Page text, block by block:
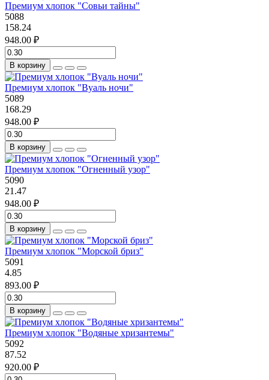
Премиум хлопок "Совьи тайны"
5088
158.24
948.00 ₽
В корзину
Премиум хлопок "Вуаль ночи"
5089
168.29
948.00 ₽
В корзину
Премиум хлопок "Огненный узор"
5090
21.47
948.00 ₽
В корзину
Премиум хлопок "Морской бриз"
5091
4.85
893.00 ₽
В корзину
Премиум хлопок "Водяные хризантемы"
5092
87.52
920.00 ₽